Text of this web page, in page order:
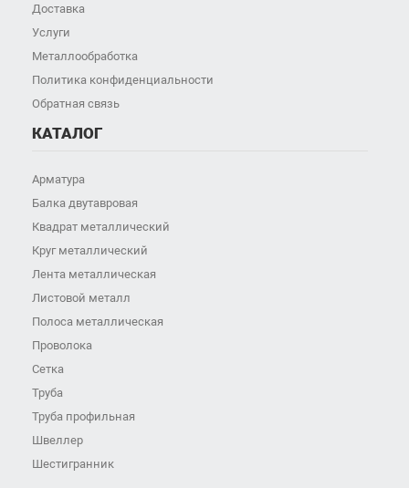
Доставка
Услуги
Металлообработка
Политика конфиденциальности
Обратная связь
КАТАЛОГ
Арматура
Балка двутавровая
Квадрат металлический
Круг металлический
Лента металлическая
Листовой металл
Полоса металлическая
Проволока
Сетка
Труба
Труба профильная
Швеллер
Шестигранник